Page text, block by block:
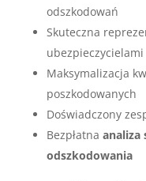
odszkodowań
Skuteczna
ubezpieczycielami
Maksymalizacja
poszkodowanych
Doświadczony
Bezpłatna analiza
odszkodowania